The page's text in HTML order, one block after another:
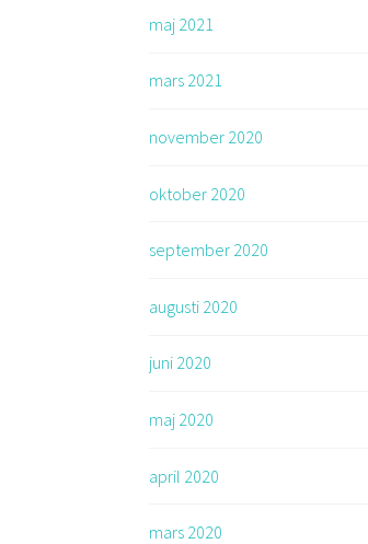
maj 2021
mars 2021
november 2020
oktober 2020
september 2020
augusti 2020
juni 2020
maj 2020
april 2020
mars 2020